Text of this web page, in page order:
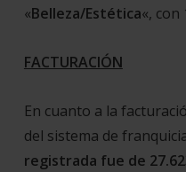
«Belleza/Estética«, con
FACTURACIÓN
En cuanto a la
del sistema de
registrada fue de